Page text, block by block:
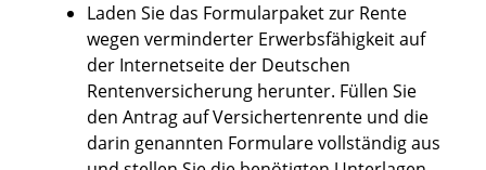
Laden Sie das Formularpaket zur Rente
wegen verminderter Erwerbsfähigkeit auf
der Internetseite der Deutschen
Rentenversicherung herunter. Füllen Sie
den Antrag auf Versichertenrente und die
darin genannten Formulare vollständig aus